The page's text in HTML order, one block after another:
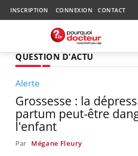
INSCRIPTION CONNEXION CONTACT
QUESTION D'ACTU
Alerte
Grossesse : la
partum peut-être
l'enfant
Par Mégane Fleury